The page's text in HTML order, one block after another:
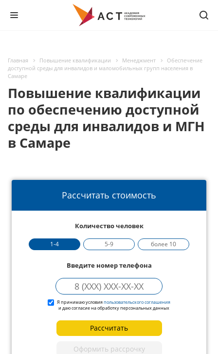
Главная Повышение квалификации Менеджмент
Обеспечение
доступной среды для инвалидов и маломобильных групп населения в
Самаре
Повышение квалификации
по обеспечению доступной
среды для инвалидов и МГН
в Самаре
Рассчитать стоимость
Количество человек
1-4 5-9 более 10
Введите номер телефона
Я принимаю условияпользовательского соглашения
и даю согласие на обработку персональных данных
Рассчитать
Оформить рассрочку